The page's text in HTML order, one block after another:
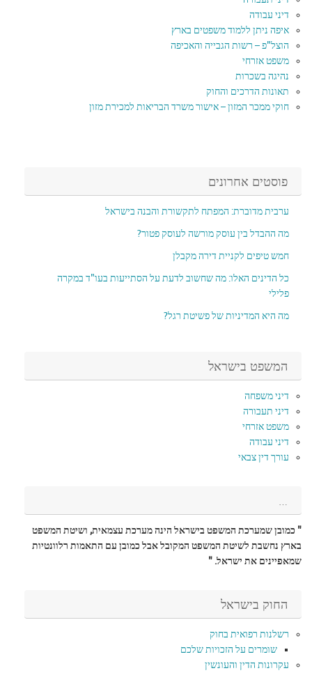
דיני עבודה
איפה ניתן ללמוד משפטים בארץ
הוצל"פ – רשות הגבייה והאכיפה
משפט אזרחי
נהיגה בשכרות
תאונות הדרכים והחוק
חוקי ממכר המזון – אישור משרד הבריאות למכירת מזון
פוסטים אחרונים
ערבית מדוברת: המפתח לתקשורת והבנה בישראל
מה ההבדל בין עוסק מורשה לעוסק פטור?
חמש טיפים לקניית דירה מקבלן
כל הדינים האלו: מה שחשוב לדעת על הסתייעות בעו"ד במקרה
פלילי
מה היא המדיניות של פשיטת רגל?
המשפט בישראל
דיני משפחה
דיני תעבורה
משפט אזרחי
דיני עבודה
עורך דין צבאי
…
" כמובן שמערכת המשפט בישראל הינה מערכת עצמאית, ושיטת המשפט
בארץ נחשבת לשיטת המשפט המקובל אבל כמובן עם התאמות רלוונטיות
שמאפיינים את ישראל. "
החוק בישראל
רשלנות רפואית בחוק
שומרים על הזכויות שלכם
עקרונות הדין והעונשין